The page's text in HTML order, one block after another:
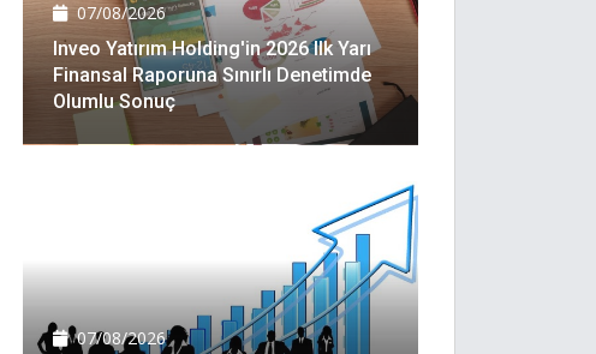
07/08/2026
Inveo Yatırım Holding'in 2026 Ilk Yarı
Finansal Raporuna Sınırlı Denetimde
Olumlu Sonuç
07/08/2026